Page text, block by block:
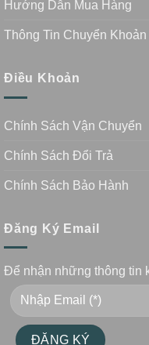
Hướng Dẫn Mua Hàng
Thông Tin Chuyển Khoản
Điều Khoản
Chính Sách Vận Chuyển
Chính Sách Đổi Trả
Chính Sách Bảo Hành
Đăng Ký Email
Để nhận những thông tin